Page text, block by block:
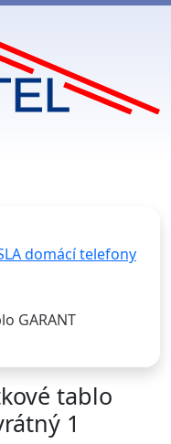
domácí telefony
GARANT
tablo
1